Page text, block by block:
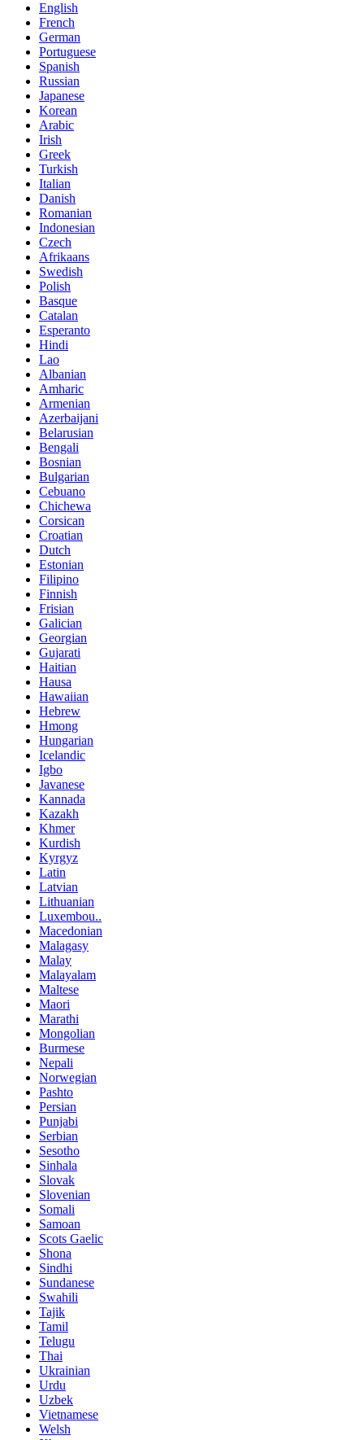
English
French
German
Portuguese
Spanish
Russian
Japanese
Korean
Arabic
Irish
Greek
Turkish
Italian
Danish
Romanian
Indonesian
Czech
Afrikaans
Swedish
Polish
Basque
Catalan
Esperanto
Hindi
Lao
Albanian
Amharic
Armenian
Azerbaijani
Belarusian
Bengali
Bosnian
Bulgarian
Cebuano
Chichewa
Corsican
Croatian
Dutch
Estonian
Filipino
Finnish
Frisian
Galician
Georgian
Gujarati
Haitian
Hausa
Hawaiian
Hebrew
Hmong
Hungarian
Icelandic
Igbo
Javanese
Kannada
Kazakh
Khmer
Kurdish
Kyrgyz
Latin
Latvian
Lithuanian
Luxembou..
Macedonian
Malagasy
Malay
Malayalam
Maltese
Maori
Marathi
Mongolian
Burmese
Nepali
Norwegian
Pashto
Persian
Punjabi
Serbian
Sesotho
Sinhala
Slovak
Slovenian
Somali
Samoan
Scots Gaelic
Shona
Sindhi
Sundanese
Swahili
Tajik
Tamil
Telugu
Thai
Ukrainian
Urdu
Uzbek
Vietnamese
Welsh